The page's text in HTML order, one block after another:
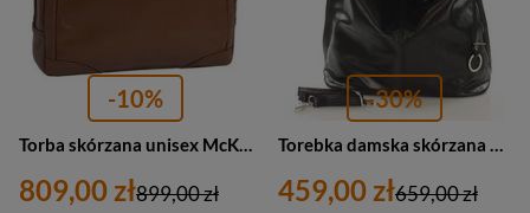
-10%
Torba skórzana unisex McKlein Bridgeport aktówka na laptopa 17 A4 brązowa
809,00 zł899,00 zł
-30%
Torebka damska skórzana worek shopper bag czarny A4 Marco Mazzini s92a
459,00 zł659,00 zł